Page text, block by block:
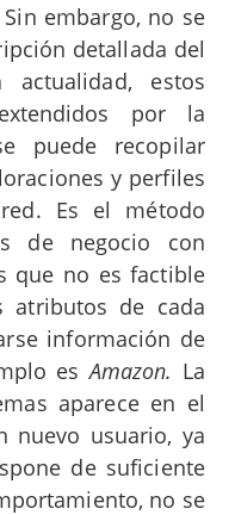
embargo, no se
detallada del
estos
por la
puede recopilar
y perfiles
Es el método
de negocio con
que no es factible
atributos de cada
información de
esAmazon. La
aparece en el
nuevo usuario, ya
de suficiente
no se